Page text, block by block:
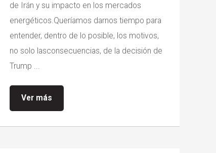
de Irán y su impacto en los mercados
energéticos.Queríamos darnos tiempo para
entender, dentro de lo posible, los motivos,
no solo lasconsecuencias, de la decisión de
Trump ...
Ver más